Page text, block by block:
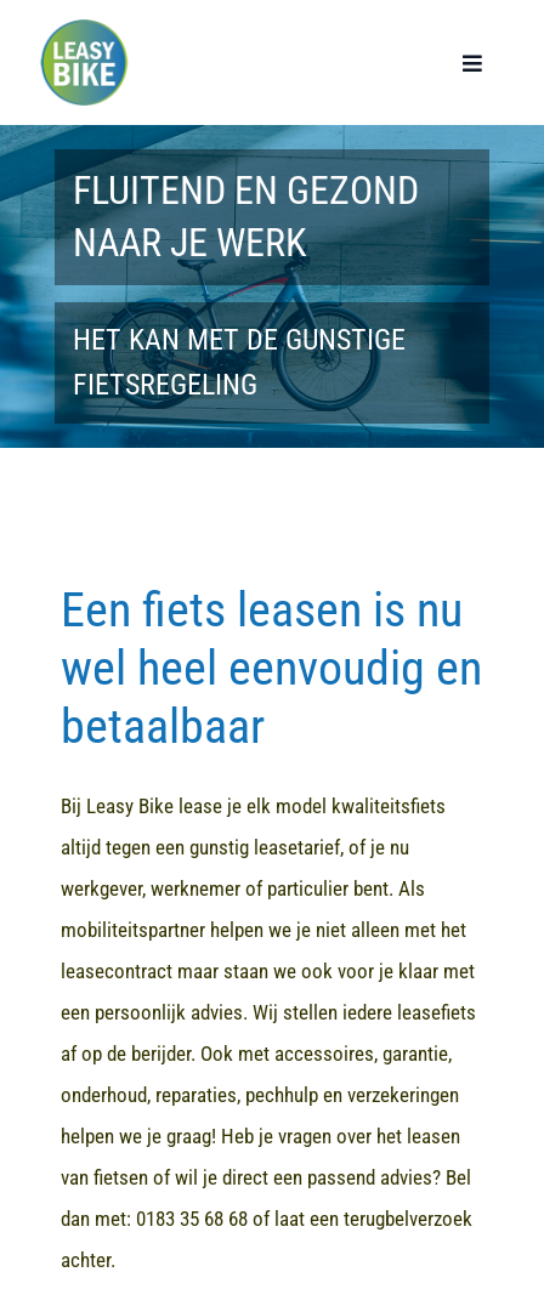
Toggle
Home
Werknemers
Werkgevers
Privé lease
Modellen
Contact
FLUITEND EN GEZOND
NAAR JE WERK
HET KAN MET DE GUNSTIGE
FIETSREGELING
Een fiets leasen is nu
wel heel eenvoudig en
betaalbaar
Bij Leasy Bike lease je elk model kwaliteitsfiets
altijd tegen een gunstig leasetarief, of je nu
werkgever, werknemer of particulier bent. Als
mobiliteitspartner helpen we je niet alleen met het
leasecontract maar staan we ook voor je klaar met
een persoonlijk advies. Wij stellen iedere leasefiets
af op de berijder. Ook met accessoires, garantie,
onderhoud, reparaties, pechhulp en verzekeringen
helpen we je graag! Heb je vragen over het leasen
van fietsen of wil je direct een passend advies? Bel
dan met: 0183 35 68 68of laat een terugbelverzoek
achter.